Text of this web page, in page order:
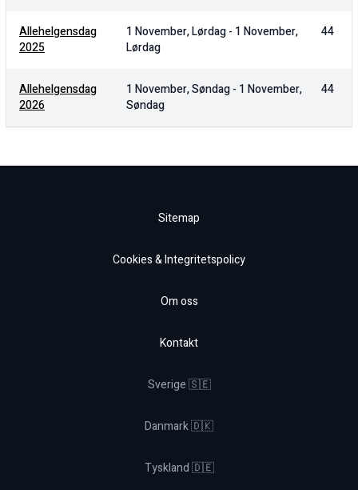
Allehelgensdag
2025
1 November, Lørdag- 1 November,
Lørdag
44
Allehelgensdag
2026
1 November, Søndag- 1 November,
Søndag
44
Sitemap
Cookies & Integritetspolicy
Om oss
Kontakt
Sverige 🇸🇪
Danmark 🇩🇰
Tyskland 🇩🇪